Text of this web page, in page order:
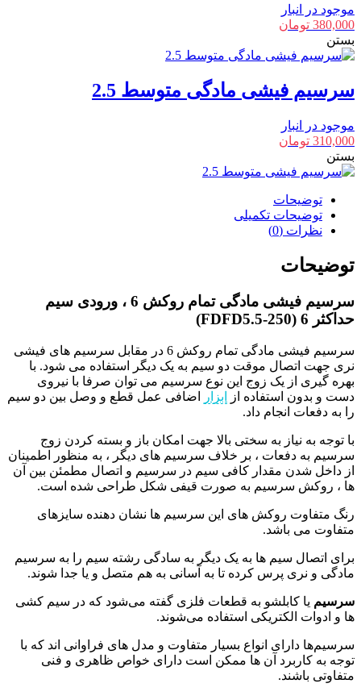
موجود در انبار
380,000 تومان
بستن
سرسیم فیشی مادگی متوسط 2.5
موجود در انبار
310,000 تومان
بستن
توضیحات
توضیحات تکمیلی
نظرات (0)
توضیحات
سرسیم فیشی مادگی تمام روکش 6 ، ورودی سیم
حداکثر 6 (FDFD5.5-250)
سرسیم فیشی مادگی تمام روکش 6 در مقابل سرسیم های فیشی
نری جهت اتصال موقت دو سیم به یک دیگر استفاده می شود. با
بهره گیری از یک زوج این نوع سرسیم می توان صرفا با نیروی
دست و بدون استفاده از
ابزار
اضافی عمل قطع و وصل بین دو سیم
را به دفعات انجام داد.
با توجه به نیاز به سختی بالا جهت امکان باز و بسته کردن زوج
سرسیم به دفعات ، بر خلاف سرسیم های دیگر ، به منظور اطمینان
از داخل شدن مقدار کافی سیم در سرسیم و اتصال مطمئن بین آن
ها ، روکش سرسیم به صورت قیفی شکل طراحی شده است.
رنگ متفاوت روکش های این سرسیم ها نشان دهنده سایزهای
متفاوت می باشد.
برای اتصال سیم ها به یک دیگر به سادگی رشته سیم را به سرسیم
مادگی و نری پرس کرده تا به آسانی به هم متصل و یا جدا شوند.
سرسیم یا کابلشو به قطعات فلزی گفته می‌شود که در سیم کشی‌
ها و ادوات الکتریکی استفاده می‌شوند.
سرسیم‌ها دارای انواع بسیار متفاوت و مدل‌ های فراوانی اند که با
توجه به کاربرد آن ها ممکن است دارای خواص ظاهری و فنی
متفاوتی باشند.